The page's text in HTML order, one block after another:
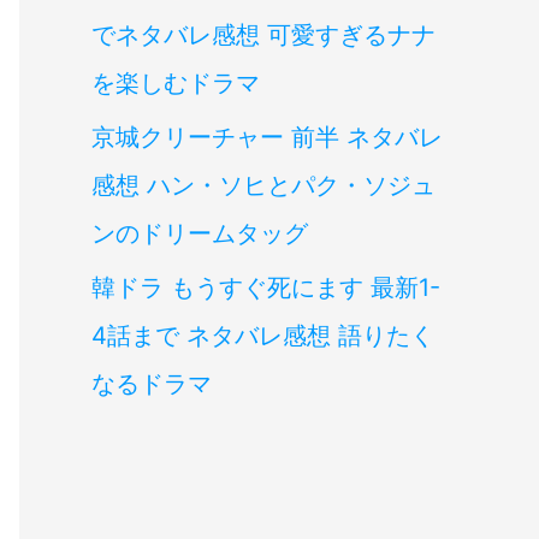
でネタバレ感想 可愛すぎるナナ
を楽しむドラマ
京城クリーチャー 前半 ネタバレ
感想 ハン・ソヒとパク・ソジュ
ンのドリームタッグ
韓ドラ もうすぐ死にます 最新1-
4話まで ネタバレ感想 語りたく
なるドラマ